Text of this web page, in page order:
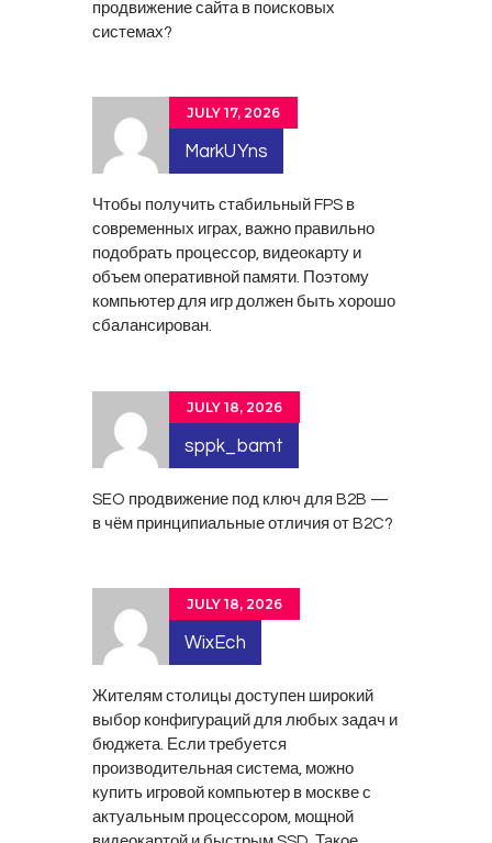
продвижение сайта в поисковых
системах?
JULY 17, 2026
MarkUYns
Чтобы получить стабильный FPS в
современных играх, важно правильно
подобрать процессор, видеокарту и
объем оперативной памяти. Поэтому
компьютер для игр должен быть хорошо
сбалансирован.
JULY 18, 2026
sppk_bamt
SEO продвижение под ключ для B2B —
в чём принципиальные отличия от B2C?
JULY 18, 2026
WixEch
Жителям столицы доступен широкий
выбор конфигураций для любых задач и
бюджета. Если требуется
производительная система, можно
купить игровой компьютер в москве с
актуальным процессором, мощной